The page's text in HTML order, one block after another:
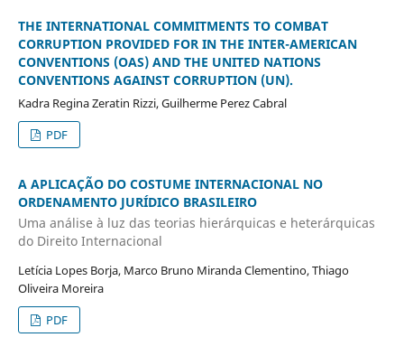
THE INTERNATIONAL COMMITMENTS TO COMBAT
CORRUPTION PROVIDED FOR IN THE INTER-AMERICAN
CONVENTIONS (OAS) AND THE UNITED NATIONS
CONVENTIONS AGAINST CORRUPTION (UN).
Kadra Regina Zeratin Rizzi, Guilherme Perez Cabral
PDF
A APLICAÇÃO DO COSTUME INTERNACIONAL NO
ORDENAMENTO JURÍDICO BRASILEIRO
Uma análise à luz das teorias hierárquicas e heterárquicas
do Direito Internacional
Letícia Lopes Borja, Marco Bruno Miranda Clementino, Thiago
Oliveira Moreira
PDF